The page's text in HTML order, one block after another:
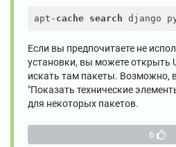
apt- cache search
Если вы предпочитаете не
установки, вы можете открыть
искать там пакеты. Возможно,
"Показать технические
для некоторых пакетов.
6